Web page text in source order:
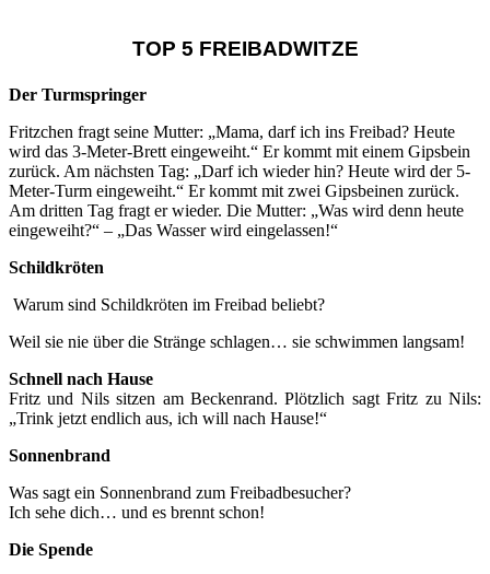
TOP 5 FREIBADWITZE
Der Turmspringer
Fritzchen fragt seine Mutter: „Mama, darf ich ins Freibad? Heute
wird das 3-Meter-Brett eingeweiht.“ Er kommt mit einem Gipsbein
zurück. Am nächsten Tag: „Darf ich wieder hin? Heute wird der 5-
Meter-Turm eingeweiht.“ Er kommt mit zwei Gipsbeinen zurück.
Am dritten Tag fragt er wieder. Die Mutter: „Was wird denn heute
eingeweiht?“ – „Das Wasser wird eingelassen!“
Schildkröten
Warum sind Schildkröten im Freibad beliebt?
Weil sie nie über die Stränge schlagen… sie schwimmen langsam!
Schnell nach Hause
Fritz und Nils sitzen am Beckenrand. Plötzlich sagt Fritz zu Nils:
„Trink jetzt endlich aus, ich will nach Hause!“
Sonnenbrand
Was sagt ein Sonnenbrand zum Freibadbesucher?
Ich sehe dich… und es brennt schon!
Die Spende